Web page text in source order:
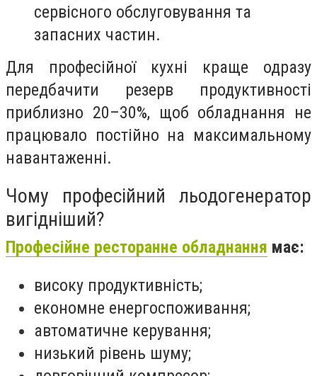
сервісного обслуговування та
запасних частин.
Для професійної кухні краще одразу
передбачити резерв продуктивності
приблизно 20–30%, щоб обладнання не
працювало постійно на максимальному
навантаженні.
Чому професійний льодогенератор
вигідніший?
Професійне ресторанне обладнання має:
високу продуктивність;
економне енергоспоживання;
автоматичне керування;
низький рівень шуму;